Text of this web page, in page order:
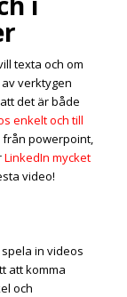
texta och om
verktygen
det är både
enkelt och till
från powerpoint,
LinkedIn mycket
video!
spela in videos
att komma
och